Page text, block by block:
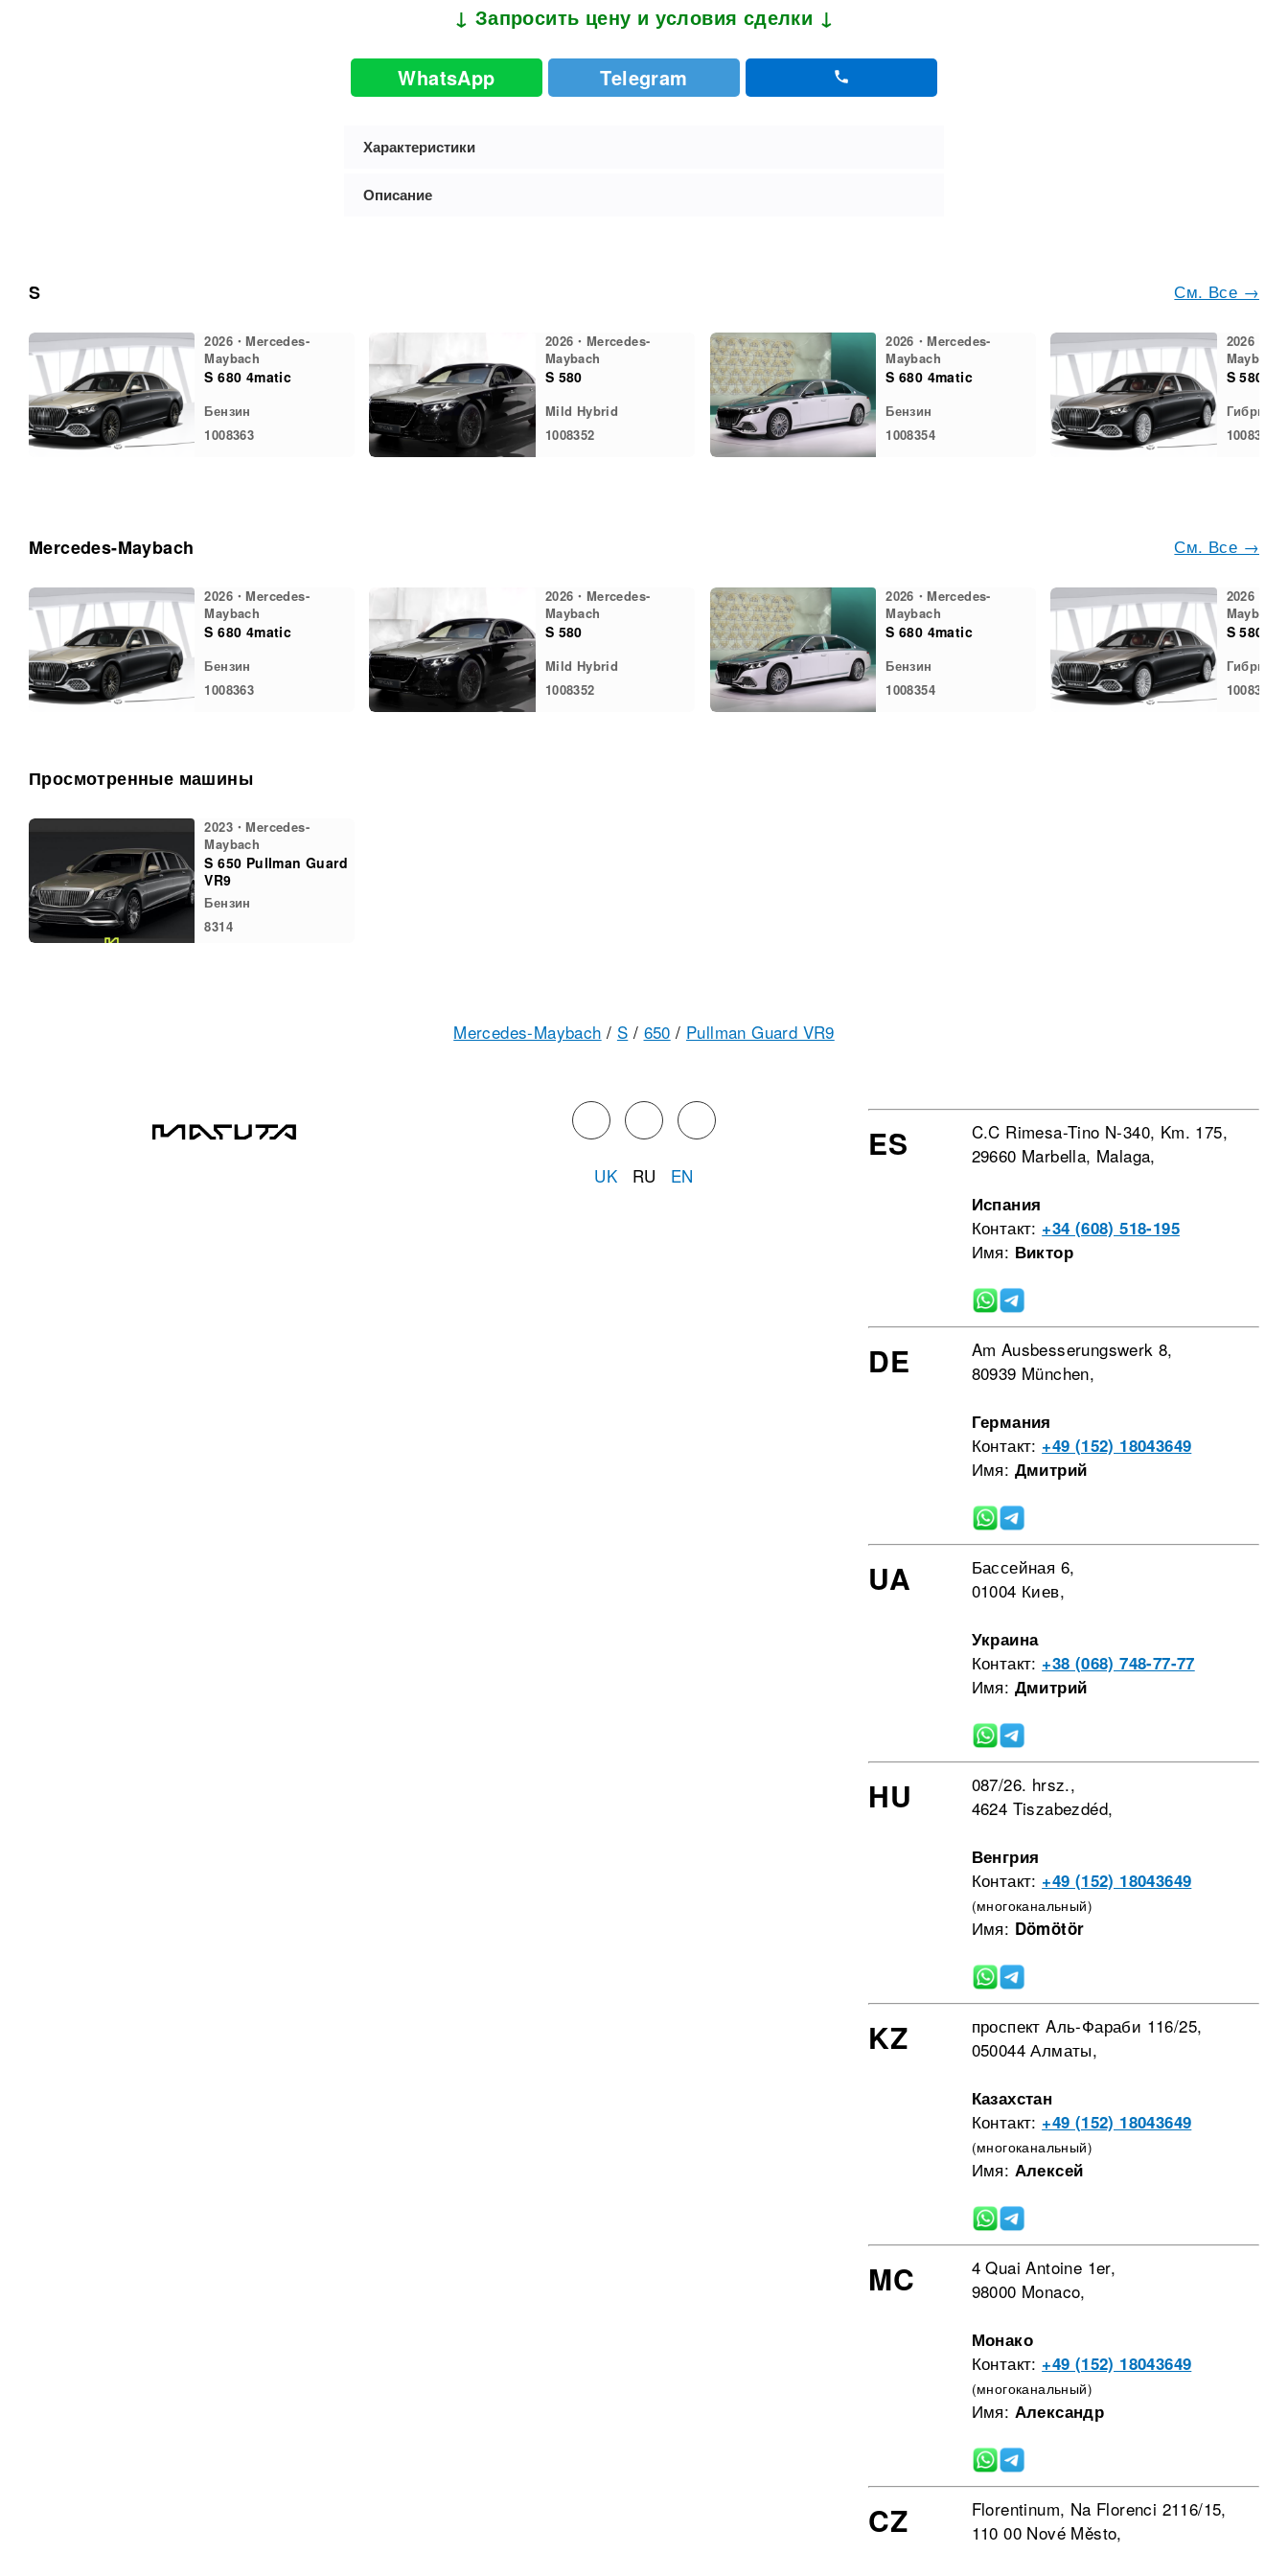
↓ Запросить цену и условия сделки ↓
WhatsApp Telegram
Характеристики
Описание
См. Все →
S
2026・Mercedes-
Maybach
S 680 4matic
Бензин
1008363
2026・Mercedes-
Maybach
S 580
Mild Hybrid
1008352
2026・Mercedes-
Maybach
S 680 4matic
Бензин
1008354
2026・
Maybach
S 580e
Гибрид
1008353
См. Все →
Mercedes-Maybach
2026・Mercedes-
Maybach
S 680 4matic
Бензин
1008363
2026・Mercedes-
Maybach
S 580
Mild Hybrid
1008352
2026・Mercedes-
Maybach
S 680 4matic
Бензин
1008354
2026・
Maybach
S 580e
Гибрид
1008353
Просмотренные машины
2023・Mercedes-
Maybach
S 650 Pullman Guard
VR9
Бензин
8314
Mercedes-Maybach / S / 650 / Pullman Guard VR9
UK RU EN
ES
C.C Rimesa-Tino N-340, Km. 175,
29660 Marbella, Malaga,
Испания
Контакт: +34 (608) 518-195
Имя: Виктор
DE
Am Ausbesserungswerk 8,
80939 München,
Германия
Контакт: +49 (152) 18043649
Имя: Дмитрий
UA
Бассейная 6,
01004 Киев,
Украина
Контакт: +38 (068) 748-77-77
Имя: Дмитрий
HU
087/26. hrsz.,
4624 Tiszabezdéd,
Венгрия
Контакт: +49 (152) 18043649
(многоканальный)
Имя: Dömötör
KZ
проспект Aль-Фараби 116/25,
050044 Алматы,
Казахстан
Контакт: +49 (152) 18043649
(многоканальный)
Имя: Алексей
MC
4 Quai Antoine 1er,
98000 Monaco,
Монако
Контакт: +49 (152) 18043649
(многоканальный)
Имя: Александр
CZ
Florentinum, Na Florenci 2116/15,
110 00 Nové Město,